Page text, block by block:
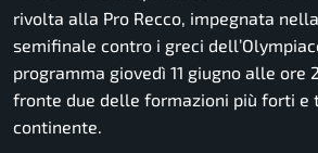
rivolta alla Pro Recco, impegnata
semifinale contro i greci
programma giovedì 11 giugno alle ore
fronte due delle formazioni più forti e
continente.